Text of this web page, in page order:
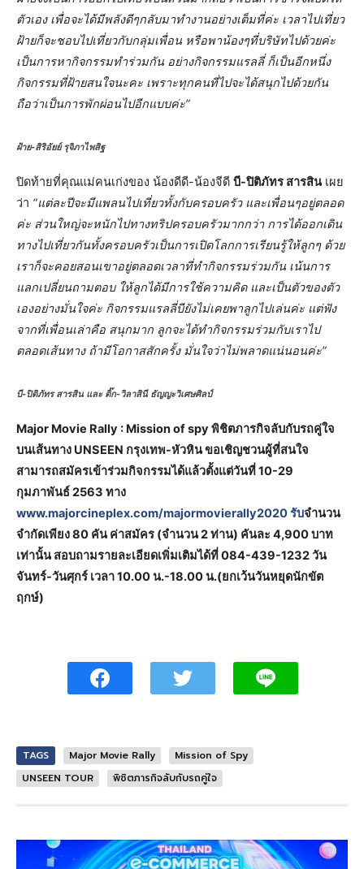
ตัวเอง เพื่อจะได้มีพลังดีๆกลับมาทำงานอย่างเต็มที่ค่ะ เวลาไปเที่ยว
ฝ้ายก็จะชอบไปเที่ยวกับกลุ่มเพื่อน หรือพาน้องๆที่บริษัทไปด้วยค่ะ
เป็นการหากิจกรรมทำร่วมกัน อย่างกิจกรรมแรลลี่ ก็เป็นอีกหนึ่ง
กิจกรรมที่ฝ้ายสนใจนะคะ เพราะทุกคนที่ไปจะได้สนุกไปด้วยกัน
ถือว่าเป็นการพักผ่อนไปอีกแบบค่ะ”
ฝ้าย-สิริอัยย์ รุจิภาไพสิฐ
ปิดท้ายที่คุณแม่คนเก่งของ น้องดีดี-น้องจีดี บี-ปิติภัทร สารสิน เผย
ว่า “แต่ละปีจะมีแพลนไปเที่ยวทั้งกับครอบครัว และเพื่อนๆอยู่ตลอด
ค่ะ ส่วนใหญ่จะหนักไปทางทริปครอบครัวมากกว่า การได้ออกเดิน
ทางไปเที่ยวกันทั้งครอบครัวเป็นการเปิดโลกการเรียนรู้ให้ลูกๆ ด้วย
เราก็จะคอยสอนเขาอยู่ตลอดเวลาที่ทำกิจกรรมร่วมกัน เน้นการ
แลกเปลี่ยนถามตอบ ให้ลูกได้มีการใช้ความคิด และเป็นตัวของตัว
เองอย่างมั่นใจค่ะ กิจกรรมแรลลี่บียังไม่เคยพาลูกไปเล่นค่ะ แต่ฟัง
จากที่เพื่อนเล่าคือ สนุกมาก ลูกจะได้ทำกิจกรรมร่วมกับเราไป
ตลอดเส้นทาง ถ้ามีโอกาสสักครั้ง มั่นใจว่าไม่พลาดแน่นอนค่ะ”
บี-ปิติภัทร สารสิน และ ติ๊ก-วิลาสินี ธัญญะวิเศษศิลป์
Major Movie Rally : Mission of spy พิชิตภารกิจลับกับรถคู่ใจ
บนเส้นทาง UNSEEN กรุงเทพ-หัวหิน ขอเชิญชวนผู้ที่สนใจ
สามารถสมัครเข้าร่วมกิจกรรมได้แล้วตั้งแต่วันที่ 10-29
กุมภาพันธ์ 2563 ทาง
www.majorcineplex.com/majormovierally2020 รับจำนวน
จำกัดเพียง 80 คัน ค่าสมัคร (จำนวน 2 ท่าน) คันละ 4,900 บาท
เท่านั้น สอบถามรายละเอียดเพิ่มเติมได้ที่ 084-439-1232 วัน
จันทร์-วันศุกร์ เวลา 10.00 น.-18.00 น.(ยกเว้นวันหยุดนักขัต
ฤกษ์)
TAGS Major Movie Rally
Mission of Spy
UNSEEN TOUR
พิชิตภารกิจลับกับรถคู่ใจ